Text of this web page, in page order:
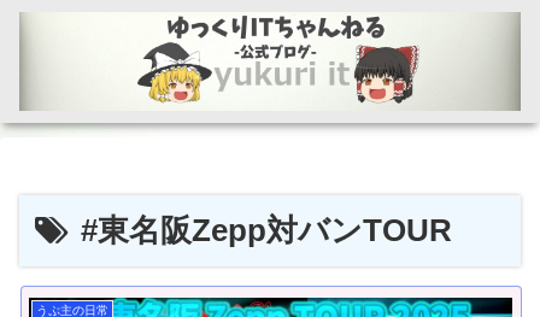
#東名阪Zepp対バンTOUR
うぷ主の日常